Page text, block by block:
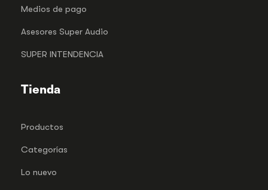
Medios de pago
Asesores Super Audio
SUPER INTENDENCIA
Tienda
Productos
Categorías
Lo nuevo